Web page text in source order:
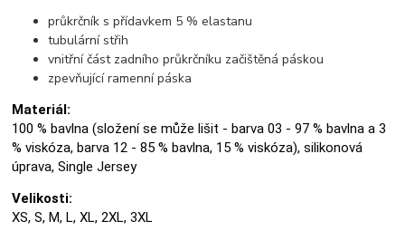
průkrčník s přídavkem 5 % elastanu
tubulární střih
vnitřní část zadního průkrčníku začištěná páskou
zpevňující ramenní páska
Materiál:
100 % bavlna (složení se může lišit - barva 03 - 97 % bavlna a 3
% viskóza, barva 12 - 85 % bavlna, 15 % viskóza), silikonová
úprava, Single Jersey
Velikosti:
XS, S, M, L, XL, 2XL, 3XL